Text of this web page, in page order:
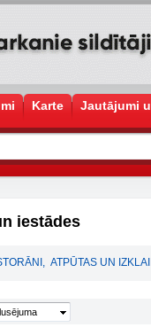
Karte Jautājumi
iestādes
, ATPŪTAS UN